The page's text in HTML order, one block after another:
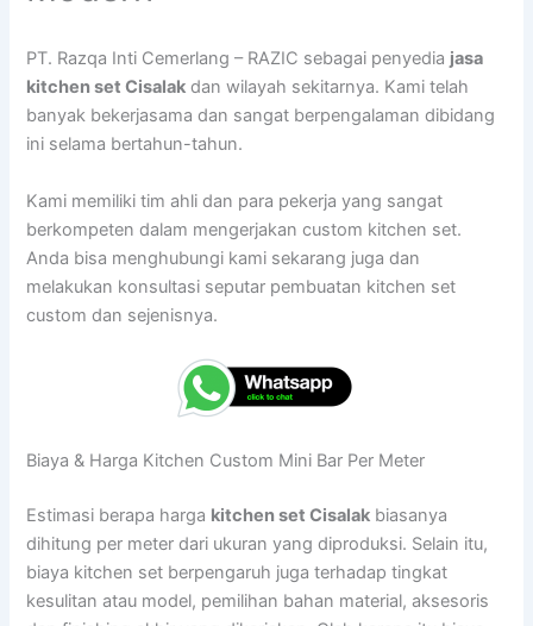
PT. Razqa Inti Cemerlang – RAZIC sebagai penyedia jasa
kitchen set Cisalak dan wilayah sekitarnya. Kami telah
banyak bekerjasama dan sangat berpengalaman dibidang
ini selama bertahun-tahun.
Kami memiliki tim ahli dan para pekerja yang sangat
berkompeten dalam mengerjakan custom kitchen set.
Anda bisa menghubungi kami sekarang juga dan
melakukan konsultasi seputar pembuatan kitchen set
custom dan sejenisnya.
Biaya & Harga Kitchen Custom Mini Bar Per Meter
Estimasi berapa harga kitchen set Cisalak biasanya
dihitung per meter dari ukuran yang diproduksi. Selain itu,
biaya kitchen set berpengaruh juga terhadap tingkat
kesulitan atau model, pemilihan bahan material, aksesoris